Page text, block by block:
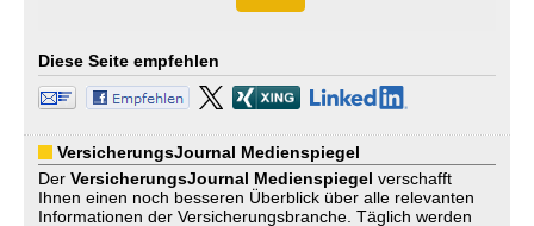
Diese Seite empfehlen
VersicherungsJournal Medienspiegel
Der VersicherungsJournal Medienspiegel verschafft
Ihnen einen noch besseren Überblick über alle relevanten
Informationen der Versicherungsbranche. Täglich werden